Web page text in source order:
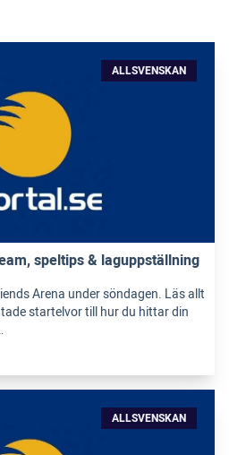
ALLSVENSKAN
speltips & laguppställning
Arena under söndagen. Läs allt
startelvor till hur du hittar din
ALLSVENSKAN